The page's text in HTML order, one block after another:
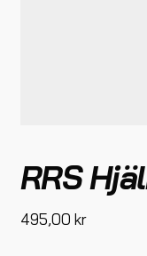
RRS
495,00 kr